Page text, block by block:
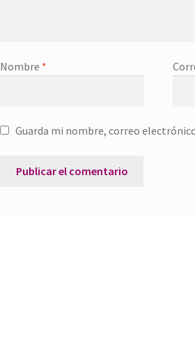
Nombre *
Guarda mi nombre, correo